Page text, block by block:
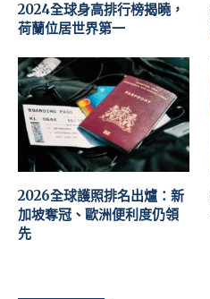
2024全球身高排行榜揭曉，
荷蘭位居世界第一
2026全球護照排名出爐：新
加坡奪冠、歐洲便利度仍領
先